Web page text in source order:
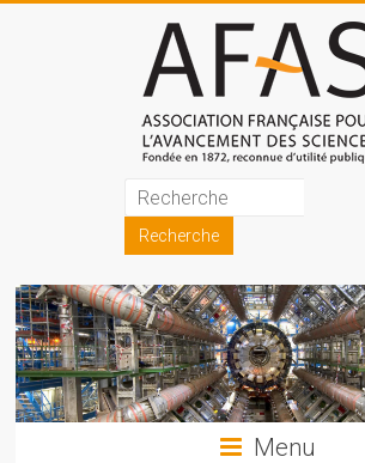
Association
française
pour
l'avancement
des
sciences
Menu